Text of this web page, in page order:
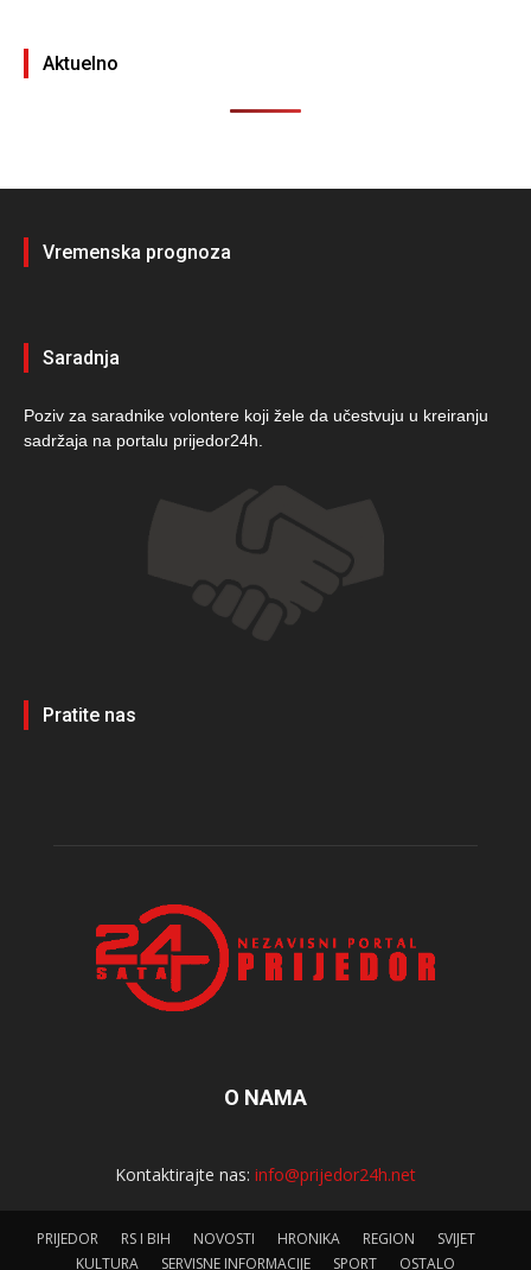
Aktuelno
Vremenska prognoza
Saradnja
Poziv za saradnike volontere koji žele da učestvuju u kreiranju
sadržaja na portalu prijedor24h.
Pratite nas
O NAMA
Kontaktirajte nas: info@prijedor24h.net
PRIJEDOR RS I BIH NOVOSTI HRONIKA REGION
SVIJET
KULTURA
SERVISNE INFORMACIJE SPORT OSTALO